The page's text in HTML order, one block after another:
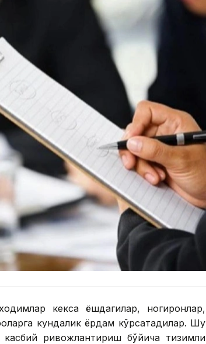
кекса ёшдагилар, ногиронлар,
кундалик ёрдам кўрсатадилар. Шу
ривожлантириш бўйича тизимли